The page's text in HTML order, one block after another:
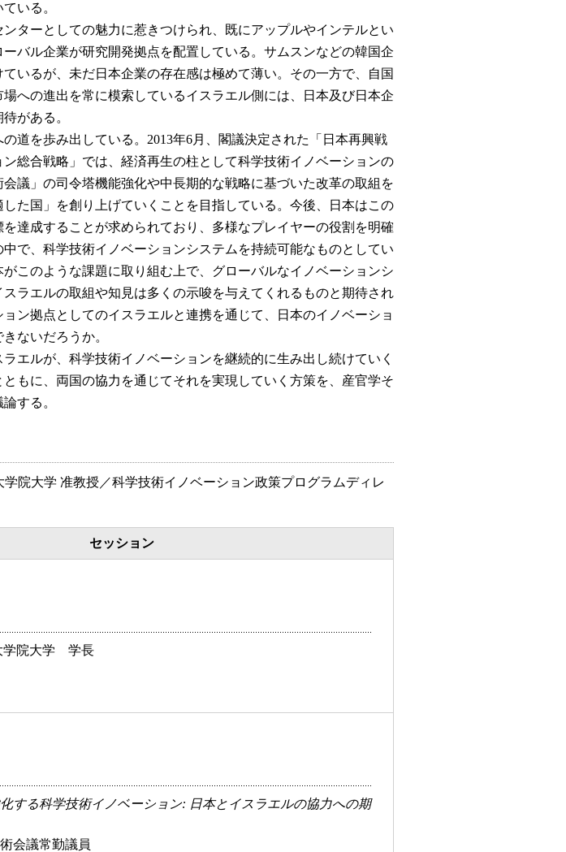
いる。
ターとしての魅力に惹きつけられ、既にアップルやインテルとい
バル企業が研究開発拠点を配置している。サムスンなどの韓国企
いるが、未だ日本企業の存在感は極めて薄い。その一方で、自国
への進出を常に模索しているイスラエル側には、日本及び日本企
がある。
道を歩み出している。2013年6月、閣議決定された「日本再興戦
総合戦略」では、経済再生の柱として科学技術イノベーションの
議」の司令塔機能強化や中長期的な戦略に基づいた改革の取組を
た国」を創り上げていくことを目指している。今後、日本はこの
達成することが求められており、多様なプレイヤーの役割を明確
で、科学技術イノベーションシステムを持続可能なものとしてい
このような課題に取り組む上で、グローバルなイノベーションシ
ラエルの取組や知見は多くの示唆を与えてくれるものと期待され
ン拠点としてのイスラエルと連携を通じて、日本のイノベーショ
ないだろうか。
エルが、科学技術イノベーションを継続的に生み出し続けていく
もに、両国の協力を通じてそれを実現していく方策を、産官学そ
する。
院大学 准教授／科学技術イノベーション政策プログラムディレ
セッション
学院大学 学長
化する科学技術イノベーション: 日本とイスラエルの協力への期
会議常勤議員